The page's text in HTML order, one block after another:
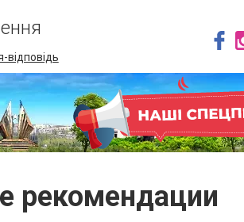
відповідь
рекомендации